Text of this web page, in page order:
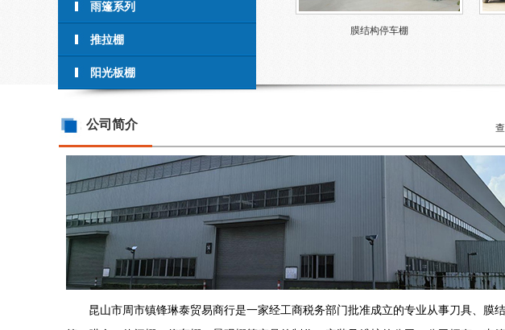
雨篷系列
推拉棚
阳光板棚
膜结构停车棚
公司简介
昆山市周市镇锋琳泰贸易商行是一家经工商税务部门批准成立的专业从事刀具、膜